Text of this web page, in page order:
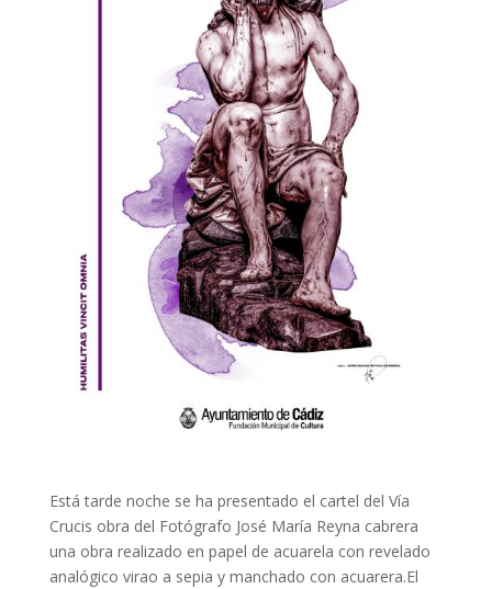
Está tarde noche se ha presentado el cartel del Vía
Crucis obra del Fotógrafo José María Reyna cabrera
una obra realizado en papel de acuarela con revelado
analógico virao a sepia y manchado con acuarera.El